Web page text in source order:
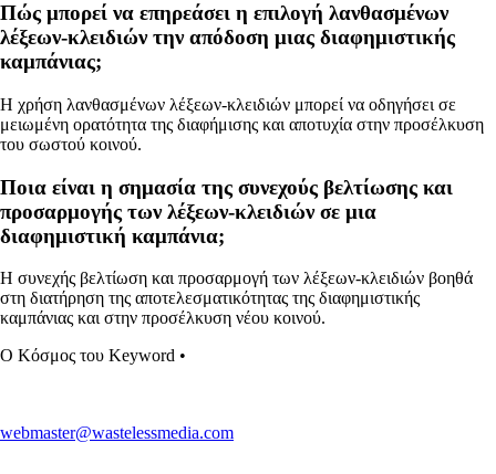
Πώς μπορεί να επηρεάσει η επιλογή λανθασμένων
λέξεων-κλειδιών την απόδοση μιας διαφημιστικής
καμπάνιας;
Η χρήση λανθασμένων λέξεων-κλειδιών μπορεί να οδηγήσει σε
μειωμένη ορατότητα της διαφήμισης και αποτυχία στην προσέλκυση
του σωστού κοινού.
Ποια είναι η σημασία της συνεχούς βελτίωσης και
προσαρμογής των λέξεων-κλειδιών σε μια
διαφημιστική καμπάνια;
Η συνεχής βελτίωση και προσαρμογή των λέξεων-κλειδιών βοηθά
στη διατήρηση της αποτελεσματικότητας της διαφημιστικής
καμπάνιας και στην προσέλκυση νέου κοινού.
Ο Κόσμος του Keyword •
webmaster@wastelessmedia.com